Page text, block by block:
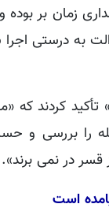
زمان بر
به درستی اجرا
تأکید کردند
را بررسی و
در نمی برند».
است